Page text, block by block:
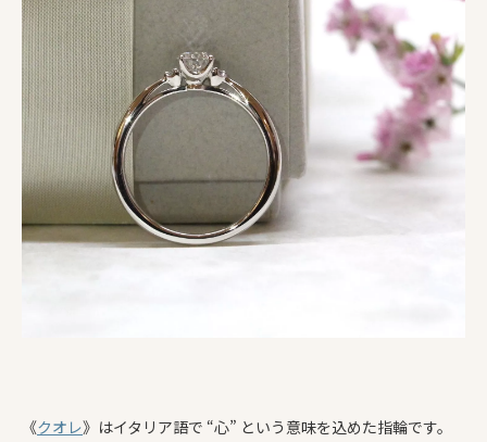
《クオレ》はイタリア語で “心” という意味を込めた指輪です。